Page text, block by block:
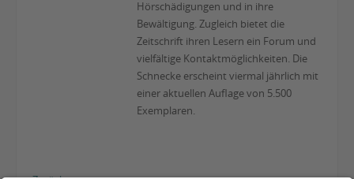
Hörschädigungen und in ihre
Bewältigung. Zugleich bietet die
Zeitschrift ihren Lesern ein Forum und
vielfältige Kontaktmöglichkeiten. Die
Schnecke erscheint viermal jährlich mit
einer aktuellen Auflage von 5.500
Exemplaren.